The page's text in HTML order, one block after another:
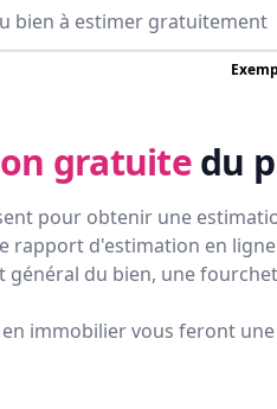
gratuite du
pour obtenir une
rapport d'estimation en
général du bien, une
immobilier vous feront